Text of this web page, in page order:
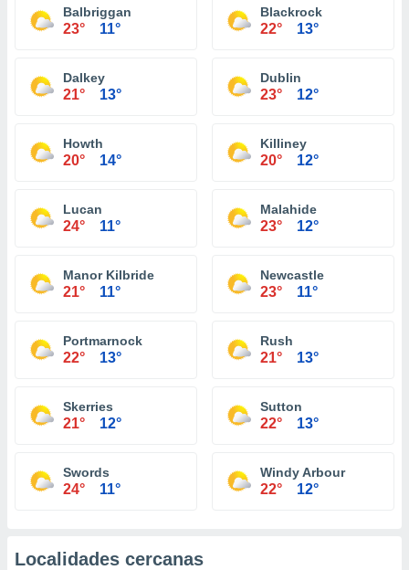
Balbriggan
23° 11°
Blackrock
22° 13°
Dalkey
21° 13°
Dublin
23° 12°
Howth
20° 14°
Killiney
20° 12°
Lucan
24° 11°
Malahide
23° 12°
Manor Kilbride
21° 11°
Newcastle
23° 11°
Portmarnock
22° 13°
Rush
21° 13°
Skerries
21° 12°
Sutton
22° 13°
Swords
24° 11°
Windy Arbour
22° 12°
Localidades cercanas